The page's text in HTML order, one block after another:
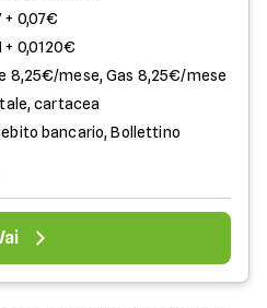
+ 0,07€
+ 0,0120€
8,25€/mese, Gas 8,25€/mese
cartacea
bancario, Bollettino